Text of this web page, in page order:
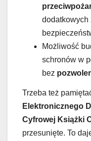
dodatkowych
Możliwość
schronów w
bez
Trzeba też
Elektronicznego
Cyfrowej Książki
przesunięte. To